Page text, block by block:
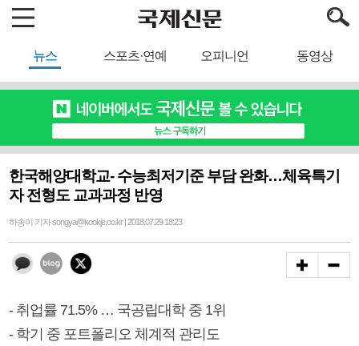
뉴스 스포츠·연예 오피니언 동영상
한국해양대학교- 수능최저기준 부담 완화…체육특기
자 전형도 교과과정 반영
하송이 기자 songya@kookje.co.kr | 2018.07.29 18:23
- 취업률 71.5% … 국공립대학 중 1위
- 학기 중 포트폴리오 체계적 관리도